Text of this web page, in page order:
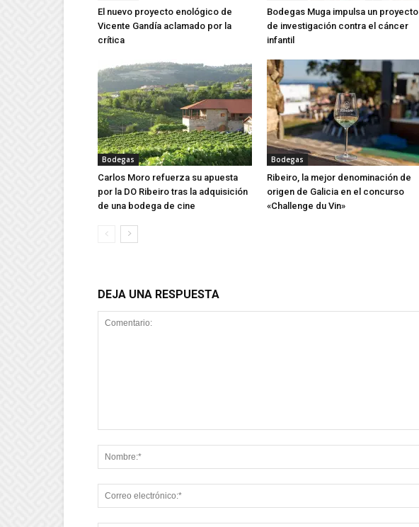
El nuevo proyecto enológico de
Vicente Gandía aclamado por la
crítica
Bodegas Muga impulsa un proyecto
de investigación contra el cáncer
infantil
Bodegas
Carlos Moro refuerza su apuesta
por la DO Ribeiro tras la adquisición
de una bodega de cine
Bodegas
Ribeiro, la mejor denominación de
origen de Galicia en el concurso
«Challenge du Vin»
DEJA UNA RESPUESTA